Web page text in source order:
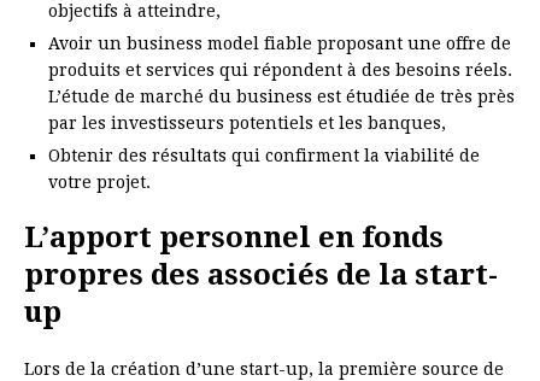
objectifs à atteindre,
Avoir un business model fiable proposant une offre de
produits et services qui répondent à des besoins réels.
L’étude de marché du business est étudiée de très près
par les investisseurs potentiels et les banques,
Obtenir des résultats qui confirment la viabilité de
votre projet.
L’apport personnel en fonds
propres des associés de la start-
up
Lors de la création d’une start-up, la première source de